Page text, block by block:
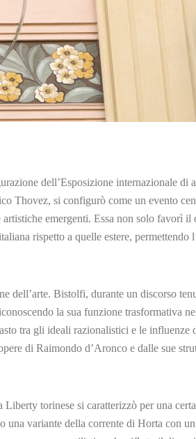
dell’Esposizione internazionale di
Thovez, si configurò come un evento
emergenti. Essa non solo favorì il
rispetto a quelle estere, permettendo
dell’arte. Bistolfi, durante un discorso
la sua funzione trasformativa
tra gli ideali razionalistici e le influenze
di Raimondo d’Aronco e dalle sue
torinese si caratterizzò per una
una variante della corrente di Horta con un